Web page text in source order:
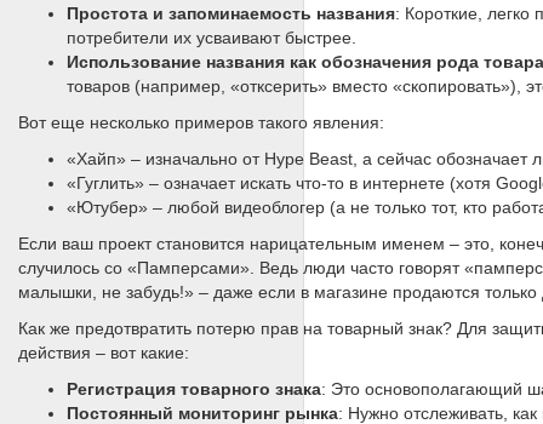
Простота и запоминаемость названия: Короткие,
потребители их усваивают быстрее.
Использование названия как обозначения рода товара
товаров (например, «отксерить» вместо «скопировать»),
Вот еще несколько примеров такого явления:
«Хайп» – изначально от Hype Beast, а сейчас обозначает
«Гуглить» – означает искать что-то в интернете (хотя
«Ютубер» – любой видеоблогер (а не только тот, кто
Если ваш проект становится нарицательным именем – это,
случилось со «Памперсами». Ведь люди часто говорят
малышки, не забудь!» – даже если в магазине продаются только
Как же предотвратить потерю прав на товарный знак? Для
действия – вот какие:
Регистрация товарного знака: Это основополагающий
Постоянный мониторинг рынка: Нужно отслеживать,